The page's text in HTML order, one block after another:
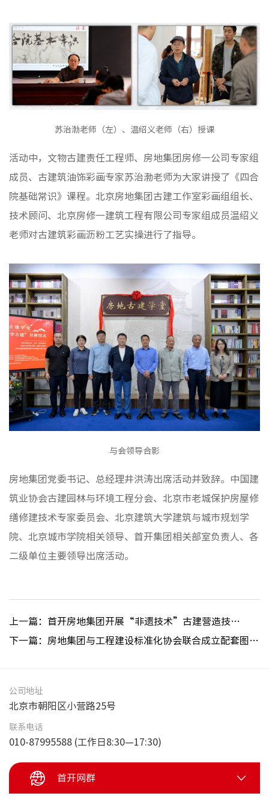
苏治渤老师（左）、温绍义老师（右）授课
活动中，文物古建责任工程师、房地集团房修一公司专家组
成员、古建筑油饰彩画专家苏治渤老师为大家讲授了《四合
院基础常识》课程。北京房地集团古建工作室彩画组组长、
技术顾问、北京房修一建筑工程有限公司专家组成员温绍义
老师对古建筑彩画沥粉工艺实操进行了指导。
与会领导合影
房地集团党委书记、总经理井洪涛出席活动并致辞。中国建
筑业协会古建园林与环境工程分会、北京市老城保护房屋修
缮修建技术专家委员会、北京建筑大学建筑与城市规划学
院、北京城市学院相关领导、首开集团相关部室负责人、各
二级单位主要领导出席活动。
上一篇：首开房地集团开展“非遗技术”古建营造技艺培训
下一篇：房地集团与工程建设标准化协会联合成立配套图集编制组
公司地址
北京市朝阳区小营路25号
联系电话
010-87995588 (工作日8:30—17:30)
首开网群